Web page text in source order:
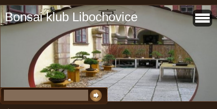
Bonsai klub Libochovice